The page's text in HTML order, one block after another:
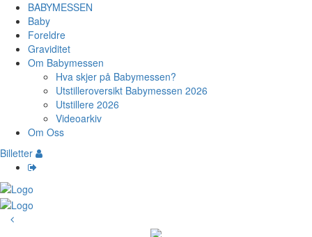
BABYMESSEN
Baby
Foreldre
Graviditet
Om Babymessen
Hva skjer på Babymessen?
Utstilleroversikt Babymessen 2026
Utstillere 2026
Videoarkiv
Om Oss
Billetter